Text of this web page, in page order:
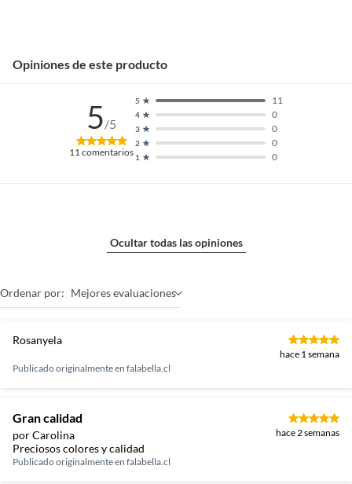
Opiniones de este producto
5/5
11comentarios 1 0
2 0
3 0
4 0
5 11
Ocultar todas las opiniones
Ordenar por: Mejores evaluaciones
Rosanyela
hace 1 semana
Publicado originalmente en falabella.cl
Gran calidad
por Carolina hace 2 semanas
Preciosos colores y calidad
Publicado originalmente en falabella.cl